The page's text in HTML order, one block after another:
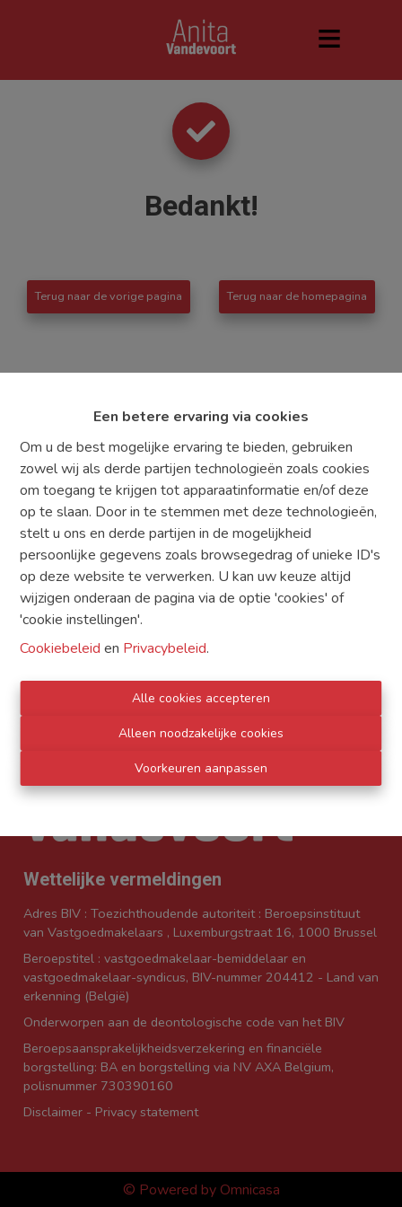
Een betere ervaring via cookies
Om u de best mogelijke ervaring te bieden, gebruiken
zowel wij als derde partijen technologieën zoals cookies
om toegang te krijgen tot apparaatinformatie en/of deze
op te slaan. Door in te stemmen met deze technologieën,
stelt u ons en derde partijen in de mogelijkheid
persoonlijke gegevens zoals browsegedrag of unieke ID's
op deze website te verwerken. U kan uw keuze altijd
wijzigen onderaan de pagina via de optie 'cookies' of
'cookie instellingen'.
Cookiebeleid en Privacybeleid.
Alle cookies accepteren
Alleen noodzakelijke cookies
Voorkeuren aanpassen
Bedankt!
Terug naar de vorige pagina Terug naar de homepagina
TE KOOP TE HUUR DIENSTEN
WAT ZOEKT U CONTACT
GRATIS SCHATTING
Wettelijke vermeldingen
Adres BIV : Toezichthoudende autoriteit : Beroepsinstituut
van Vastgoedmakelaars , Luxemburgstraat 16, 1000 Brussel
Beroepstitel : vastgoedmakelaar-bemiddelaar en
vastgoedmakelaar-syndicus, BIV-nummer 204412 - Land van
erkenning (België)
Onderworpen aan de deontologische code van het BIV
Beroepsaansprakelijkheidsverzekering en financiële
borgstelling: BA en borgstelling via NV AXA Belgium,
polisnummer 730390160
Disclaimer - Privacy statement
© Powered by Omnicasa